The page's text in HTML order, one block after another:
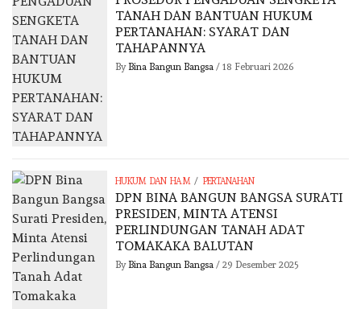
TANAH DAN BANTUAN HUKUM
PERTANAHAN: SYARAT DAN
TAHAPANNYA
By Bina Bangun Bangsa / 18 Februari 2026
HUKUM DAN HAM / PERTANAHAN
DPN BINA BANGUN BANGSA SURATI
PRESIDEN, MINTA ATENSI
PERLINDUNGAN TANAH ADAT
TOMAKAKA BALUTAN
By Bina Bangun Bangsa / 29 Desember 2025